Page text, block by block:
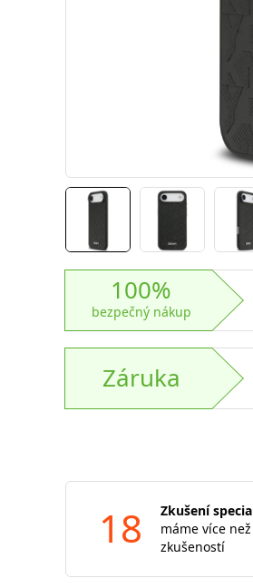
100%
bezpečný nákup
Záruka
18
Zkušení
máme více
zkušeností